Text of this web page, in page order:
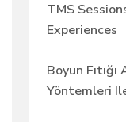
TMS
Experiences
Boyun
Yöntemleri